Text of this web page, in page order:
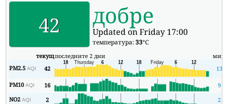
42 добре
Updated on Friday 17:00
температура:33°C
текущпоследните 2 дни мин
PM2.5AQI 42 13
PM10AQI 16
9
NO2AQI 2
2